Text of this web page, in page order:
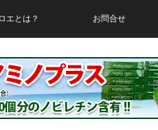
エとは？ お問合せ